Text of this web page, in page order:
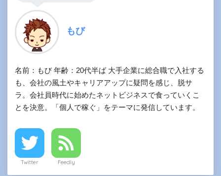
もび
名前：もび 年齢：20代半ば 大手企業に総合職で入社する
も、会社の風土やキャリアアップに疑問を感じ、脱サ
ラ。会社員時代に始めたネットビジネスで食っていくこ
とを決意。「個人で稼ぐ」をテーマに発信しています。
Twitter Feedly